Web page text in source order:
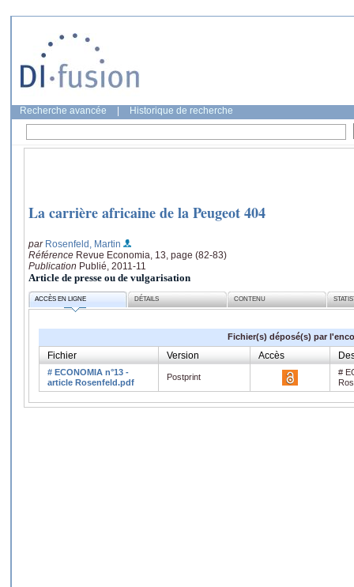
Recherche avancée Historique de recherche
La carrière africaine de la Peugeot 404
par Rosenfeld, Martin
Référence Revue Economia, 13, page (82-83)
Publication Publié, 2011-11
Article de presse ou de vulgarisation
ACCÈS EN LIGNE DÉTAILS CONTENU
Fichier(s) déposé(s) par
Fichier Version Accès
# ECONOMIA n°13 -
article Rosenfeld.pdf
Postprint
#